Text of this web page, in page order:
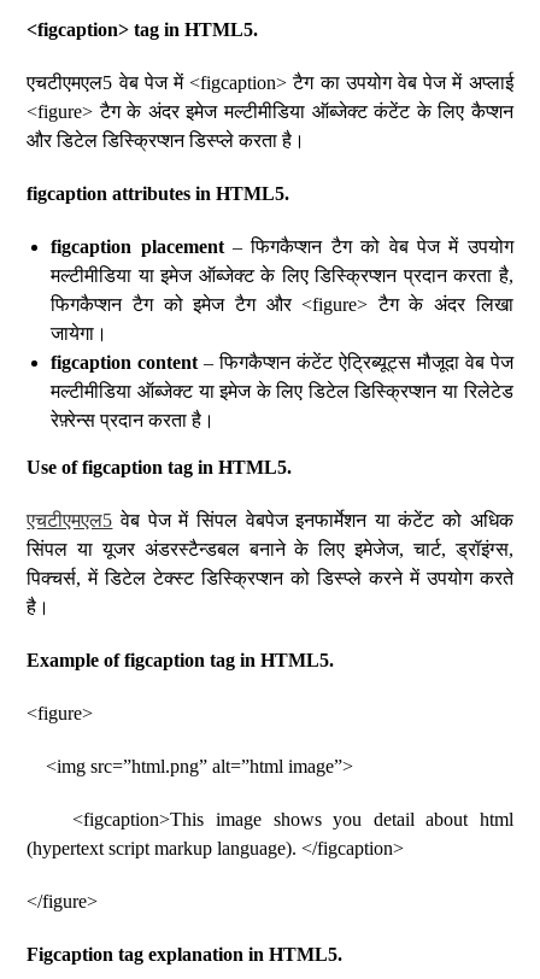
<figcaption> tag in HTML5.
एचटीएमएल5 वेब पेज में <figcaption> टैग का उपयोग वेब पेज में अप्लाई
<figure> टैग के अंदर इमेज मल्टीमीडिया ऑब्जेक्ट कंटेंट के लिए कैप्शन
और डिटेल डिस्क्रिप्शन डिस्प्ले करता है।
figcaption attributes in HTML5.
figcaption placement– फिगकैप्शन टैग को वेब पेज में उपयोग
मल्टीमीडिया या इमेज ऑब्जेक्ट के लिए डिस्क्रिप्शन प्रदान करता है,
फिगकैप्शन टैग को इमेज टैग और <figure> टैग के अंदर लिखा
जायेगा।
figcaption content – फिगकैप्शन कंटेंट ऐट्रिब्यूट्स मौजूदा वेब पेज
मल्टीमीडिया ऑब्जेक्ट या इमेज के लिए डिटेल डिस्क्रिप्शन या रिलेटेड
रेफ़्रेन्स प्रदान करता है।
Use of figcaption tag in HTML5.
एचटीएमएल5 वेब पेज में सिंपल वेबपेज इनफार्मेशन या कंटेंट को अधिक
सिंपल या यूजर अंडरस्टैन्डबल बनाने के लिए इमेजेज, चार्ट, ड्रॉइंग्स,
पिक्चर्स, में डिटेल टेक्स्ट डिस्क्रिप्शन को डिस्प्ले करने में उपयोग करते
है।
Example of figcaption tag in HTML5.
<figure>
<img src=”html.png” alt=”html image”>
<figcaption>This image shows you detail about html
(hypertext script markup language). </figcaption>
</figure>
Figcaption tag explanation in HTML5.